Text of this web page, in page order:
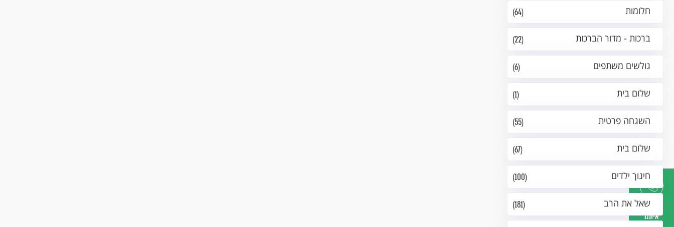
דברו
איתנו
(64) חלומות
(22) ברכות - מדור הברכות
(6) גולשים משתפים
(1) שלום בית
(55) השגחה פרטית
(67) שלום בית
(100) חינוך ילדים
(181) שאל את הרב